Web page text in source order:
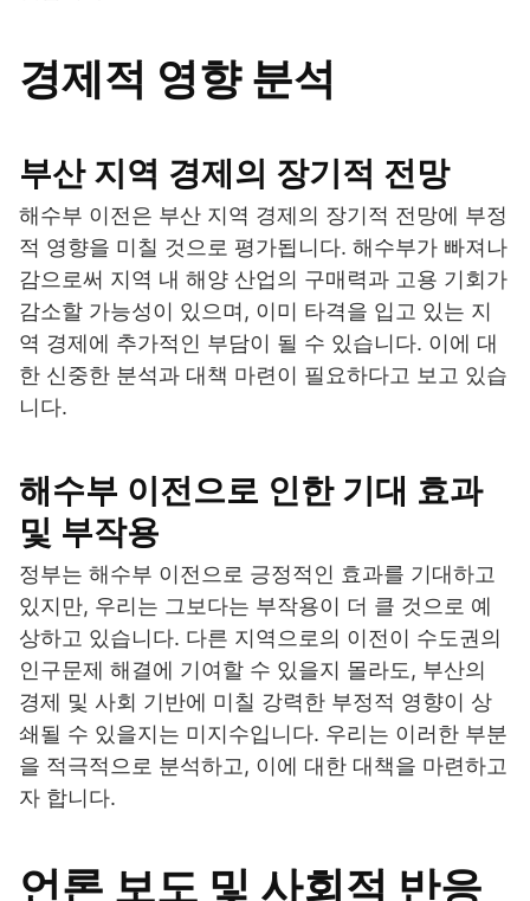
경제적 영향 분석
부산 지역 경제의 장기적 전망
해수부 이전은 부산 지역 경제의 장기적 전망에 부정
적 영향을 미칠 것으로 평가됩니다. 해수부가 빠져나
감으로써 지역 내 해양 산업의 구매력과 고용 기회가
감소할 가능성이 있으며, 이미 타격을 입고 있는 지
역 경제에 추가적인 부담이 될 수 있습니다. 이에 대
한 신중한 분석과 대책 마련이 필요하다고 보고 있습
니다.
해수부 이전으로 인한 기대 효과
및 부작용
정부는 해수부 이전으로 긍정적인 효과를 기대하고
있지만, 우리는 그보다는 부작용이 더 클 것으로 예
상하고 있습니다. 다른 지역으로의 이전이 수도권의
인구문제 해결에 기여할 수 있을지 몰라도, 부산의
경제 및 사회 기반에 미칠 강력한 부정적 영향이 상
쇄될 수 있을지는 미지수입니다. 우리는 이러한 부분
을 적극적으로 분석하고, 이에 대한 대책을 마련하고
자 합니다.
언론 보도 및 사회적 반응